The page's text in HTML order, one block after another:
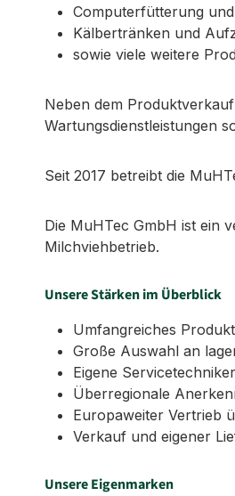
Computerfütterung
Kälbertränken und
sowie viele weitere
Neben dem
Wartungsdienstleistungen
Seit 2017 betreibt die
Die MuHTec GmbH ist ein
Milchviehbetrieb.
Unsere Stärken im Überblick
Umfangreiches
Große Auswahl an
Eigene
Überregionale
Europaweiter Vertrieb
Verkauf und eigener
Unsere Eigenmarken